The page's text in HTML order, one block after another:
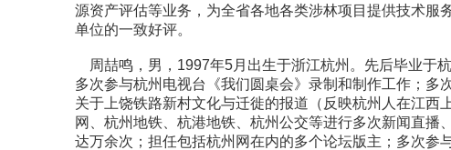
源资产评估等业务，为全省各地各类涉林项目提供技术
单位的一致好评。
周喆鸣，男，1997年5月出生于浙江杭州。先后毕业于
多次参与杭州电视台《我们圆桌会》录制和制作工作；多
关于上饶铁路新村文化与迁徙的报道（反映杭州人在江西
网、杭州地铁、杭港地铁、杭州公交等进行多次新闻直
达万余次；担任包括杭州网在内的多个论坛版主；多次参